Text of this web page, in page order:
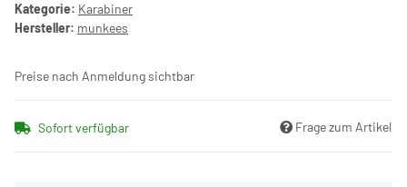
Kategorie: Karabiner
Hersteller: munkees
Preise nach Anmeldung sichtbar
Sofort verfügbar Frage zum Artikel